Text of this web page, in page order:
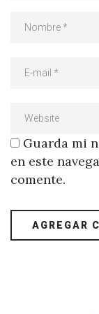
Guarda mi
en este
comente.